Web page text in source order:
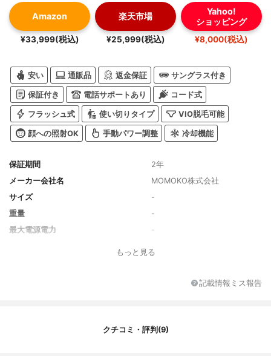
Amazon
¥33,999(税込)
楽天市場
¥25,999(税込)
Yahoo!
ショッピング
¥8,000(税込)
安い 通販品 返金保証 サングラス付き
保証付き 電話サポートあり コード式
フラッシュ式 使い切りタイプ VIO脱毛可能
顔への照射OK 手動パワー調整 冷却機能
保証期間
2年
メーカー会社名
MOMOKO株式会社
サイズ
-
重量
-
最大電源電力
-
もっと見る
記載情報ミス報告
クチコミ・評判(9)